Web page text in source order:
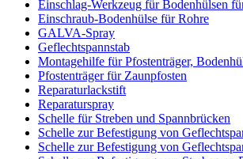
Einschlag-Werkzeug für Bodenhülsen
Einschraub-Bodenhülse für Rohre
GALVA-Spray
Geflechtspannstab
Montagehilfe für Pfostenträger,
Pfostenträger für Zaunpfosten
Reparaturlackstift
Reparaturspray
Schelle für Streben und Spannbrücken
Schelle zur Befestigung von
Schelle zur Befestigung von